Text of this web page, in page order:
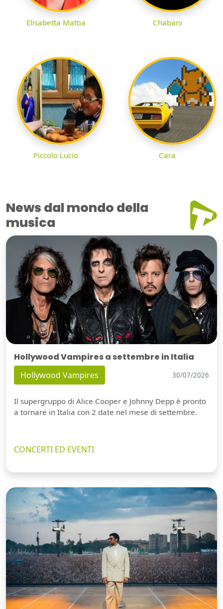
Elisabetta Mattia Chabani
Piccolo Lucio Cara
News dal mondo della
musica
Hollywood Vampires a settembre in Italia
Hollywood Vampires 30/07/2026
Il supergruppo di Alice Cooper e Johnny Depp è pronto
a tornare in Italia con 2 date nel mese di settembre.
CONCERTI ED EVENTI